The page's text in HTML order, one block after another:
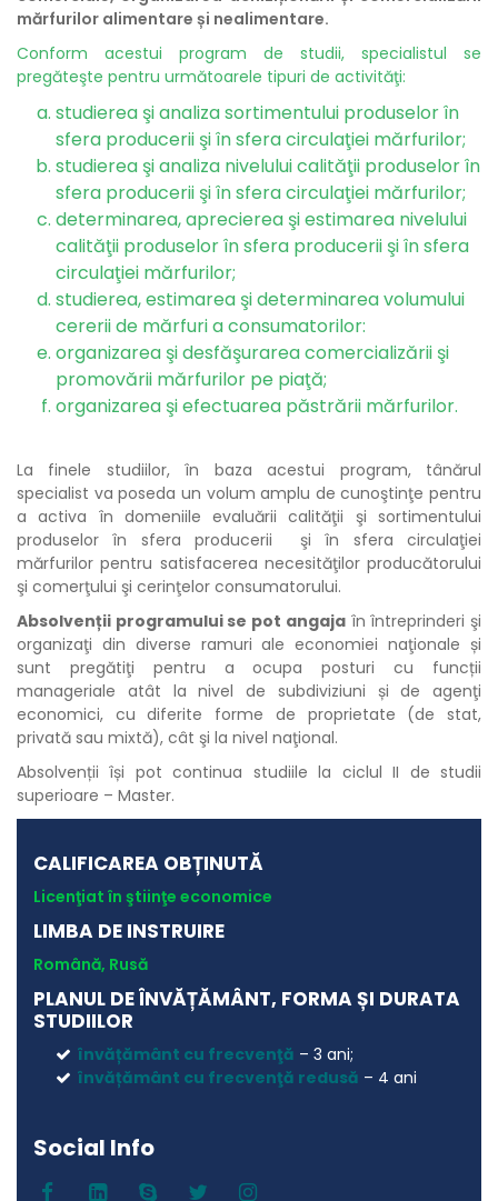
mărfurilor alimentare și nealimentare.
Conform acestui program de studii, specialistul se
pregăteşte pentru următoarele tipuri de activităţi:
studierea şi analiza sortimentului produselor în
sfera producerii şi în sfera circulaţiei mărfurilor;
studierea şi analiza nivelului calităţii produselor în
sfera producerii şi în sfera circulaţiei mărfurilor;
determinarea, aprecierea şi estimarea nivelului
calităţii produselor în sfera producerii şi în sfera
circulaţiei mărfurilor;
studierea, estimarea şi determinarea volumului
cererii de mărfuri a consumatorilor:
organizarea şi desfăşurarea comercializării şi
promovării mărfurilor pe piaţă;
organizarea şi efectuarea păstrării mărfurilor.
La finele studiilor, în baza acestui program, tânărul
specialist va poseda un volum amplu de cunoştinţe pentru
a activa în domeniile evaluării calităţii şi sortimentului
produselor în sfera producerii şi în sfera circulaţiei
mărfurilor pentru satisfacerea necesităţilor producătorului
şi comerţului şi cerinţelor consumatorului.
Absolvenții programului se pot angajaîn întreprinderi şi
organizaţi din diverse ramuri ale economiei naţionale și
sunt pregătiţi pentru a ocupa posturi cu funcții
manageriale atât la nivel de subdiviziuni și de agenţi
economici, cu diferite forme de proprietate (de stat,
privată sau mixtă), cât şi la nivel naţional.
Absolvenții își pot continua studiile la ciclul II de studii
superioare – Master.
CALIFICAREA OBȚINUTĂ
Licenţiat în ştiinţe economice
LIMBA DE INSTRUIRE
Română, Rusă
PLANUL DE ÎNVĂȚĂMÂNT, FORMA ȘI DURATA
STUDIILOR
învățământ cu frecvenţă – 3 ani;
învățământ cu frecvenţă redusă – 4 ani
Social Info